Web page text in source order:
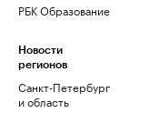
РБК Образование
Новости
регионов
Санкт-Петербург
и область